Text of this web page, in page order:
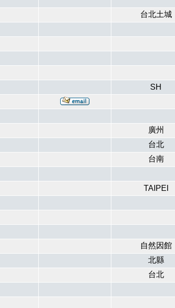
台北土城
SH
廣州
台北
台南
TAIPEI
自然因館
北縣
台北